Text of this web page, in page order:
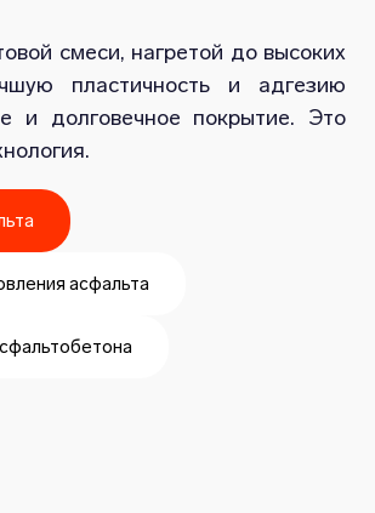
смеси, нагретой до высоких
пластичность и адгезию
и долговечное покрытие. Это
асфальта